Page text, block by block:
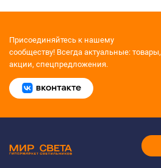
Присоединяйтесь к нашему
сообществу! Всегда актуальные: товары,
акции, спецпредложения.